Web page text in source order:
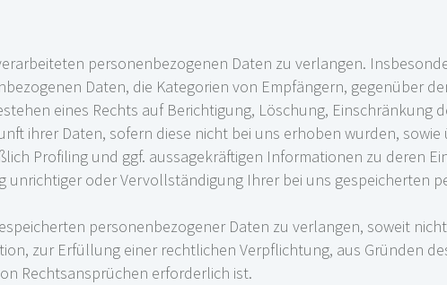
personenbezogenen Daten zu verlangen.
Daten, die Kategorien von Empfängern, gegenüber
eines Rechts auf Berichtigung, Löschung, Einschränkung
ihrer Daten, sofern diese nicht bei uns erhoben wurden,
Profiling und ggf. aussagekräftigen Informationen zu deren
unrichtiger oder Vervollständigung Ihrer bei uns gespeicherten
personenbezogener Daten zu verlangen, soweit
zur Erfüllung einer rechtlichen Verpflichtung, aus Gründen
Rechtsansprüchen erforderlich ist.